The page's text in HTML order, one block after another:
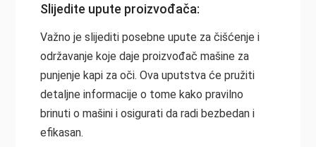
Slijedite upute proizvođača:
Važno je slijediti posebne upute za čišćenje i
održavanje koje daje proizvođač mašine za
punjenje kapi za oči. Ova uputstva će pružiti
detaljne informacije o tome kako pravilno
brinuti o mašini i osigurati da radi bezbedan i
efikasan.